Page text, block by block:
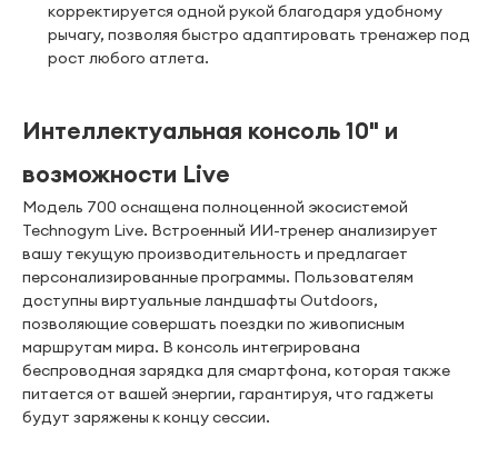
корректируется одной рукой благодаря удобному
рычагу, позволяя быстро адаптировать тренажер под
рост любого атлета.
Интеллектуальная консоль 10" и
возможности Live
Модель 700 оснащена полноценной экосистемой
Technogym Live. Встроенный ИИ-тренер анализирует
вашу текущую производительность и предлагает
персонализированные программы. Пользователям
доступны виртуальные ландшафты Outdoors,
позволяющие совершать поездки по живописным
маршрутам мира. В консоль интегрирована
беспроводная зарядка для смартфона, которая также
питается от вашей энергии, гарантируя, что гаджеты
будут заряжены к концу сессии.